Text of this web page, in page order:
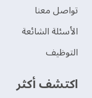
تواصل معنا
الأسئلة الشائعة
التوظيف
اكتشف أكثر